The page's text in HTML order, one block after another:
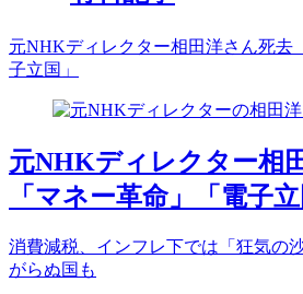
元NHKディレクター相田洋さん死
子立国」
元NHKディレクター相
「マネー革命」「電子立
消費減税、インフレ下では「狂気
がらぬ国も